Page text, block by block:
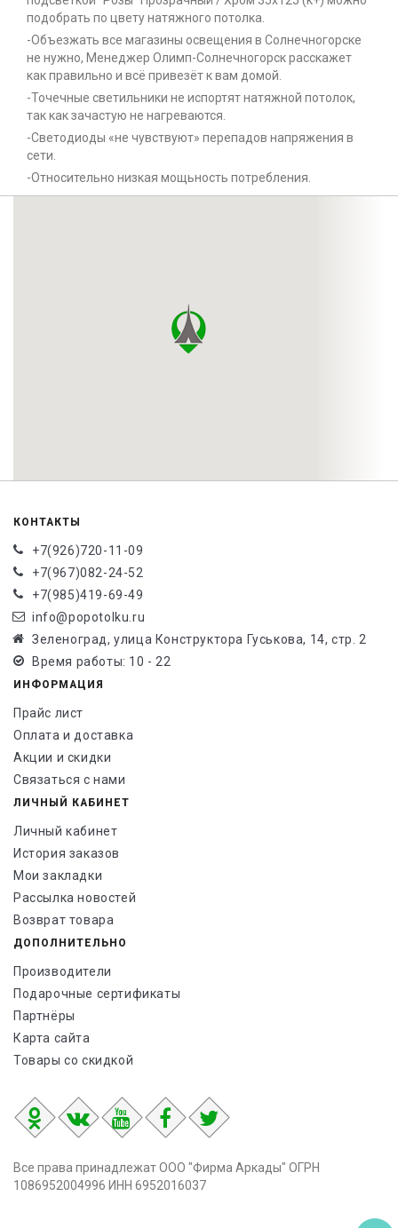
подобрать по цвету натяжного потолка.
-Объезжать все магазины освещения в Солнечногорске
не нужно, Менеджер Олимп-Солнечногорск расскажет
как правильно и всё привезёт к вам домой.
-Точечные светильники не испортят натяжной потолок,
так как зачастую не нагреваются.
-Светодиоды «не чувствуют» перепадов напряжения в
сети.
-Относительно низкая мощьность потребления.
КОНТАКТЫ
+7(926)720-11-09
+7(967)082-24-52
+7(985)419-69-49
info@popotolku.ru
Зеленоград, улица Конструктора Гуськова, 14, стр. 2
Время работы: 10 - 22
ИНФОРМАЦИЯ
Прайс лист
Оплата и доставка
Акции и скидки
Связаться с нами
ЛИЧНЫЙ КАБИНЕТ
Личный кабинет
История заказов
Мои закладки
Рассылка новостей
Возврат товара
ДОПОЛНИТЕЛЬНО
Производители
Подарочные сертификаты
Партнёры
Карта сайта
Товары со скидкой
Все права принадлежат ООО "Фирма Аркады" ОГРН
1086952004996 ИНН 6952016037